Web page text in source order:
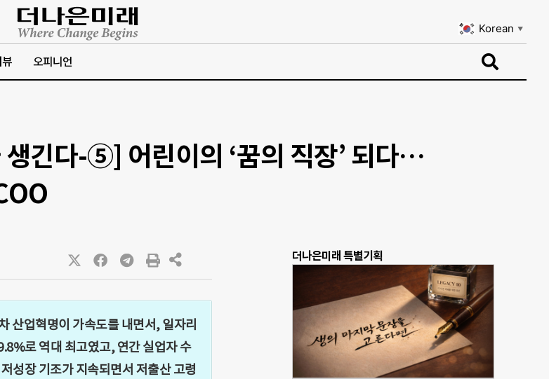
Korean ▼
오피니언
생긴다-⑤] 어린이의 ‘꿈의 직장’ 되다…
산업혁명이 가속도를 내면서, 일자리
로 역대 최고였고, 연간 실업자 수
성장 기조가 지속되면서 저출산 고령
더나은미래 특별기획